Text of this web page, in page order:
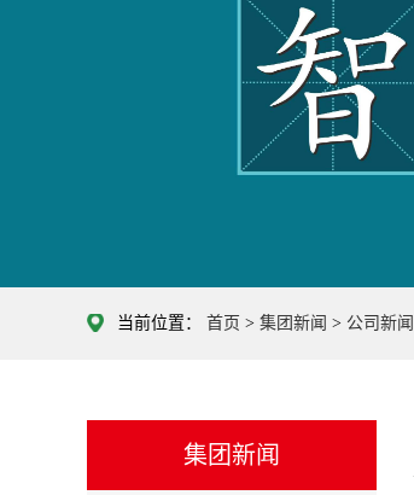
当前位置： 首页 > 集团新闻 > 公司新闻
集团新闻